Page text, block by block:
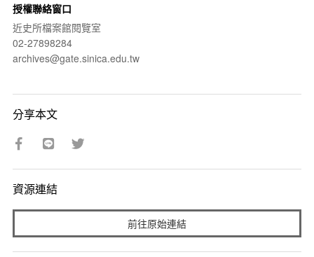
授權聯絡窗口
近史所檔案館閱覽室
02-27898284
archives@gate.sinica.edu.tw
分享本文
資源連結
前往原始連結